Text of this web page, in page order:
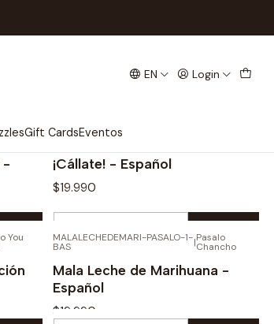
EN Login
Gift CardsEventos
-
¡Cállate! - Español
$19.990
Quantity
You MALALECHEDEMARI-PASALO-1-
BAS |Pasalo
Chancho
Mala Leche de Marihuana -
Español
$19.990